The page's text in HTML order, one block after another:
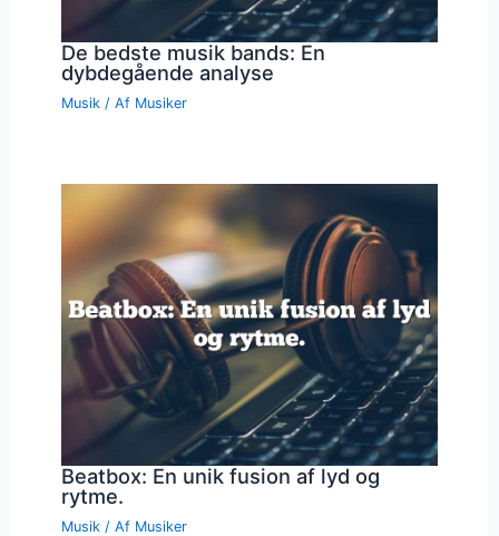
De bedste musik bands: En
dybdegående analyse
Musik / Af Musiker
Beatbox: En unik fusion af lyd og
rytme.
Musik / Af Musiker